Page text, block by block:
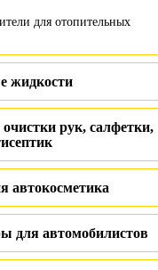
для отопительных
жидкости
рук, салфетки,
автокосметика
для автомобилистов